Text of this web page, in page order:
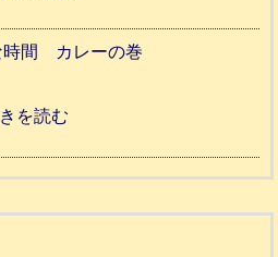
報
告
り
支
ま
ま
動
和
時間 カレーの巻
を読む
8